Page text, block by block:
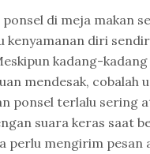
ponsel di meja makan
kenyamanan diri
kadang-
mendesak, cobalah
ponsel terlalu sering
suara keras saat
perlu mengirim pesan